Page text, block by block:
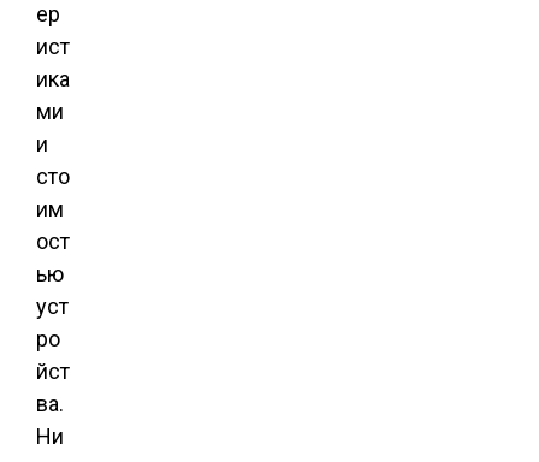
ер
ист
ика
ми
и
сто
им
ост
ью
уст
ро
йст
ва.
Ни